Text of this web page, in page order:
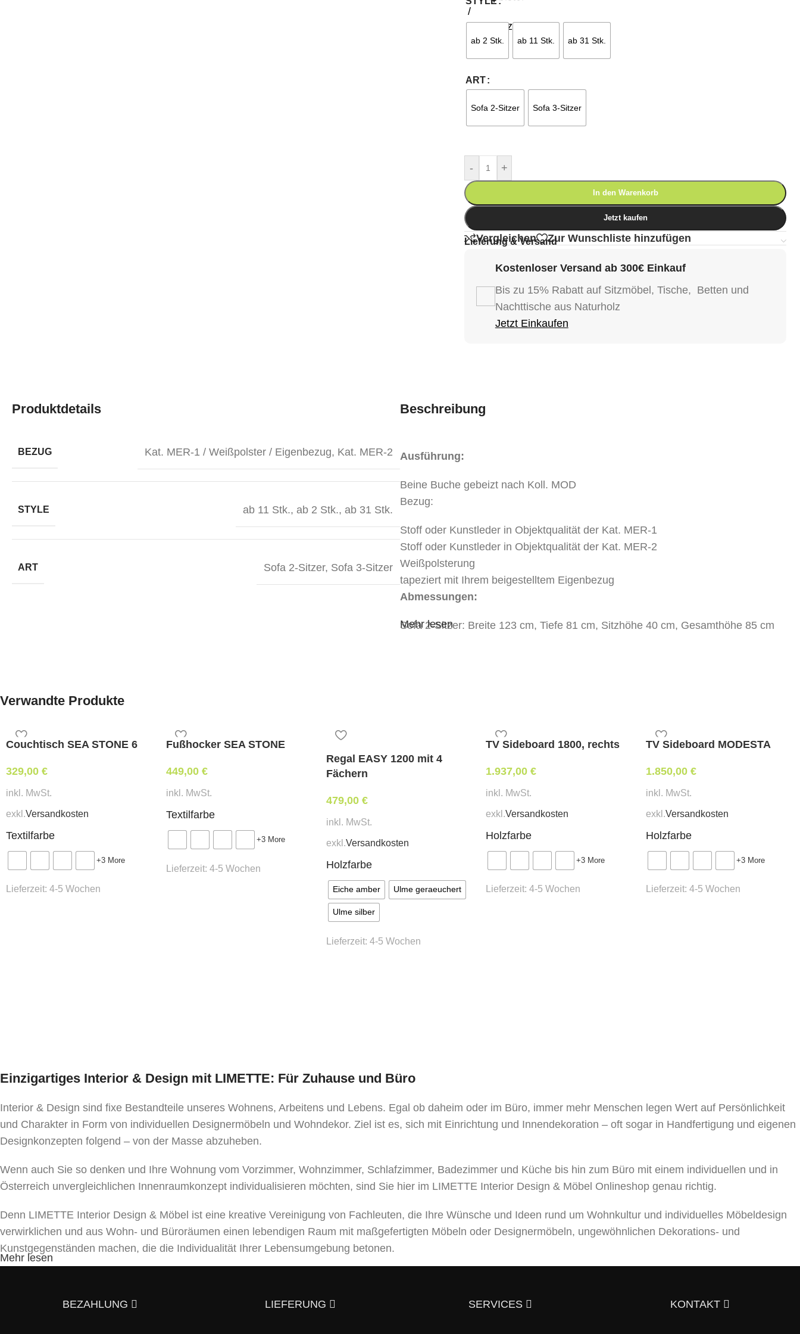
ab 2 Stk. ab 11 Stk. ab 31 Stk.
ART
Sofa 2-Sitzer Sofa 3-Sitzer
- +
In den Warenkorb
Jetzt kaufen
Vergleichen Zur Wunschliste hinzufügen
Lieferung & Versand
Kostenloser Versand ab 300€ Einkauf
Bis zu 15% Rabatt auf Sitzmöbel, Tische, Betten und
Nachttische aus Naturholz
Jetzt Einkaufen
Produktdetails
BEZUG Kat. MER-1 / Weißpolster / Eigenbezug, Kat. MER-2
STYLE ab 11 Stk., ab 2 Stk., ab 31 Stk.
ART Sofa 2-Sitzer, Sofa 3-Sitzer
Beschreibung
Ausführung:
Beine Buche gebeizt nach Koll. MOD
Bezug:
Stoff oder Kunstleder in Objektqualität der Kat. MER-1
Stoff oder Kunstleder in Objektqualität der Kat. MER-2
Weißpolsterung
tapeziert mit Ihrem beigestelltem Eigenbezug
Abmessungen:
Sofa 2-Sitzer: Breite 123 cm, Tiefe 81 cm, Sitzhöhe 40 cm, Gesamthöhe 85 cm
Sofa 2-Sitzer 3,2 lfm.
Sofa 3-Sitzer 4 lfm.
Mehr lesen
Verwandte Produkte
Couchtisch SEA STONE 6
329,00 €
inkl. MwSt.
exkl.Versandkosten
Textilfarbe
+3 More
Lieferzeit: 4-5 Wochen
Fußhocker SEA STONE
449,00 €
inkl. MwSt.
Textilfarbe
+3 More
Lieferzeit: 4-5 Wochen
Regal EASY 1200 mit 4
Fächern
479,00 €
inkl. MwSt.
exkl.Versandkosten
Holzfarbe
Eiche amber Ulme geraeuchert
Ulme silber
Lieferzeit: 4-5 Wochen
TV Sideboard 1800, rechts
1.937,00€
inkl. MwSt.
exkl.Versandkosten
Holzfarbe
+3 More
Lieferzeit:4-5 Wochen
TV Sideboard MODESTA
1.850,00€
inkl. MwSt.
exkl.Versandkosten
Holzfarbe
+3 More
Lieferzeit:4-5 Wochen
Einzigartiges Interior & Design mit LIMETTE: Für Zuhause und Büro
Interior & Design sind fixe Bestandteile unseres Wohnens, Arbeitens und Lebens. Egal ob daheim oder im Büro, immer mehr Menschen legen Wert auf Persönlichkeit
und Charakter in Form von individuellen Designermöbeln und Wohndekor. Ziel ist es, sich mit Einrichtung und Innendekoration – oft sogar in Handfertigung und eigenen
Designkonzepten folgend – von der Masse abzuheben.
Wenn auch Sie so denken und Ihre Wohnung vom Vorzimmer, Wohnzimmer, Schlafzimmer, Badezimmer und Küche bis hin zum Büro mit einem individuellen und in
Österreich unvergleichlichen Innenraumkonzept individualisieren möchten, sind Sie hier im LIMETTE Interior Design & Möbel Onlineshop genau richtig.
Denn LIMETTE Interior Design & Möbel ist eine kreative Vereinigung von Fachleuten, die Ihre Wünsche und Ideen rund um Wohnkultur und individuelles Möbeldesign
verwirklichen und aus Wohn- und Büroräumen einen lebendigen Raum mit maßgefertigten Möbeln oder Designermöbeln, ungewöhnlichen Dekorations- und
Kunstgegenständen machen, die die Individualität Ihrer Lebensumgebung betonen.
Mehr lesen
BEZAHLUNG LIEFERUNG SERVICES KONTAKT